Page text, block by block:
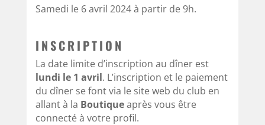
Samedi le 6 avril 2024 à partir de 9h.
INSCRIPTION
La date limite d’inscription au dîner est
lundi le 1 avril. L’inscription et le paiement
du dîner se font via le site web du club en
allant à la Boutiqueaprès vous être
connecté à votre profil.